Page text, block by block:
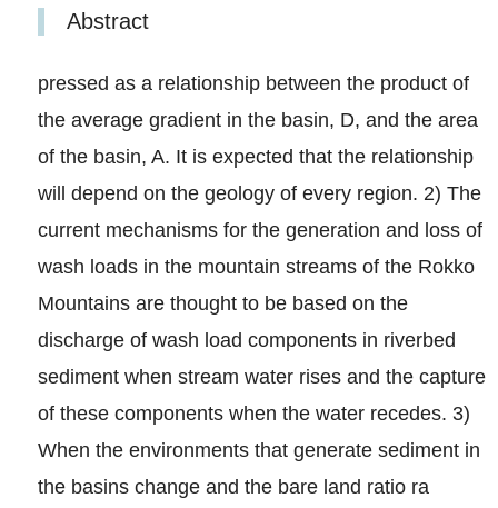
Abstract
pressed as a relationship between the product of
the average gradient in the basin, D, and the area
of the basin, A. It is expected that the relationship
will depend on the geology of every region. 2) The
current mechanisms for the generation and loss of
wash loads in the mountain streams of the Rokko
Mountains are thought to be based on the
discharge of wash load components in riverbed
sediment when stream water rises and the capture
of these components when the water recedes. 3)
When the environments that generate sediment in
the basins change and the bare land ratio ra